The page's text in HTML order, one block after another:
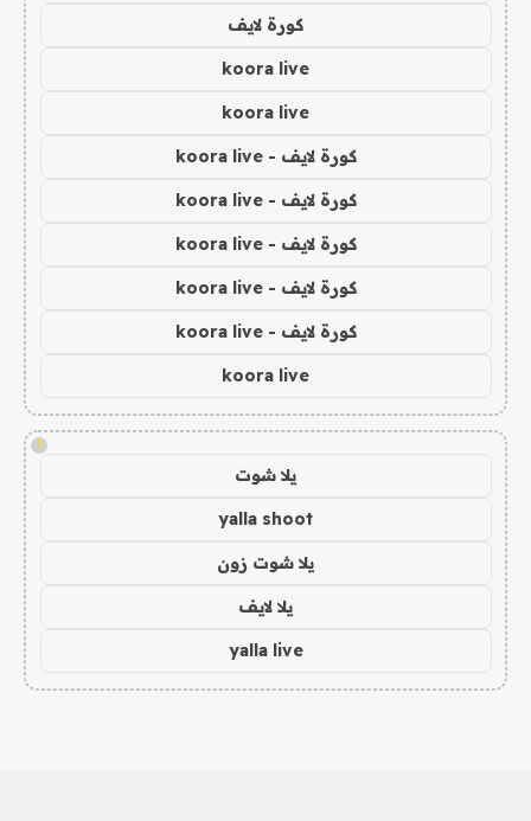
كورة لايف
koora live
koora live
كورة لايف - koora live
كورة لايف - koora live
كورة لايف - koora live
كورة لايف - koora live
كورة لايف - koora live
koora live
!
يلا شوت
yalla shoot
يلا شوت زون
يلا لايف
yalla live